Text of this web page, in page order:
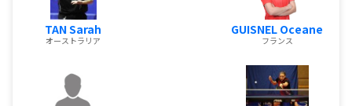
TAN Sarah
オーストラリア
GUISNEL Oceane
フランス